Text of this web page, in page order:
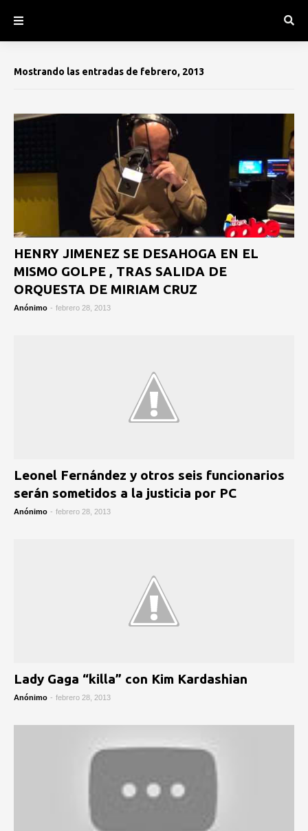
Mostrando las entradas de febrero, 2013
HENRY JIMENEZ SE DESAHOGA EN EL
MISMO GOLPE , TRAS SALIDA DE
ORQUESTA DE MIRIAM CRUZ
Anónimo - febrero 28, 2013
Leonel Fernández y otros seis funcionarios
serán sometidos a la justicia por PC
Anónimo - febrero 28, 2013
Lady Gaga “killa” con Kim Kardashian
Anónimo - febrero 28, 2013